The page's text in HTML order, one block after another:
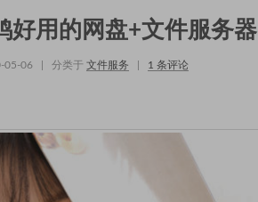
好用的网盘+文件服务器
05-06 分类于 文件服务 1 条评论